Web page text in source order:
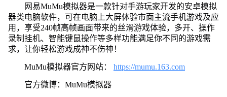
网易MuMu模拟器是一款针对手游玩家开发的安卓模拟
器类电脑软件，可在电脑上大屏体验市面主流手机游戏及应
用，享受240帧高帧画面带来的丝滑游戏体验，多开、操作
录制挂机、智能键鼠操作等多样功能满足你不同的游戏需
求，让你轻松游戏成神不伤神！
MuMu模拟器官方网站： https://mumu.163.com
官方微博：MuMu模拟器